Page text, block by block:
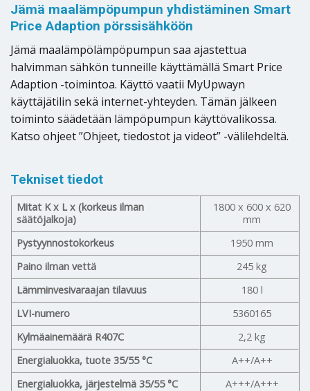
Jämä maalämpöpumpun yhdistäminen Smart
Price Adaption pörssisähköön
Jämä maalämpölämpöpumpun saa ajastettua
halvimman sähkön tunneille käyttämällä Smart Price
Adaption -toimintoa. Käyttö vaatii MyUpwayn
käyttäjätilin sekä internet-yhteyden. Tämän jälkeen
toiminto säädetään lämpöpumpun käyttövalikossa.
Katso ohjeet ”Ohjeet, tiedostot ja videot” -välilehdeltä.
Tekniset tiedot
Mitat K x L x (korkeus ilman
säätöjalkoja)
1800 x 600 x 620
mm
Pystyynnostokorkeus
1950 mm
Paino ilman vettä
245 kg
Lämminvesivaraajan tilavuus
180 l
LVI-numero
5360165
Kylmäainemäärä R407C
2,2 kg
Energialuokka, tuote 35/55 °C
A++/A++
Energialuokka, järjestelmä 35/55 °C
A+++/A+++